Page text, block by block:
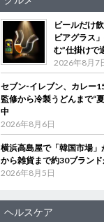
ビールだけ
ビアグラス
む”仕掛けで
2026年8月7
セブン‐イレブン、カレー
監修から冷製うどんまで“
中
2026年8月6日
横浜高島屋で「韓国市場
から雑貨まで約30ブラン
2026年8月5日
ヘルスケア